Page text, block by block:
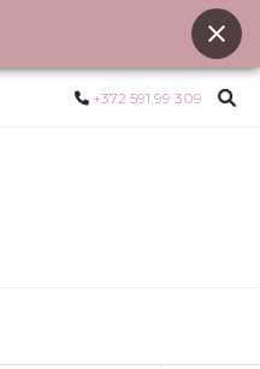
+372 591 99 309